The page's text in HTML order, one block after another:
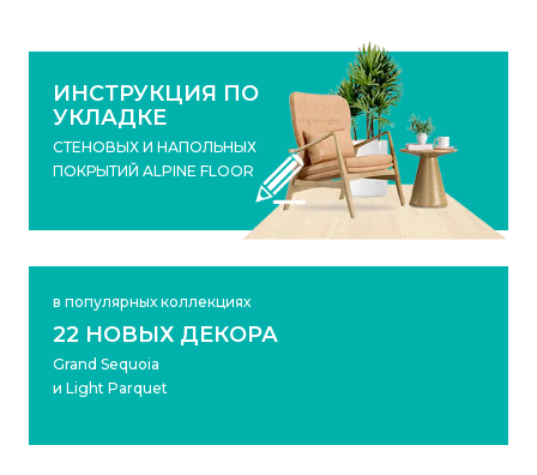
ИНСТРУКЦИЯ ПО
УКЛАДКЕ
СТЕНОВЫХ И НАПОЛЬНЫХ
ПОКРЫТИЙ ALPINE FLOOR
в популярных коллекциях
22 НОВЫХ ДЕКОРА
Grand Sequoia
и Light Parquet